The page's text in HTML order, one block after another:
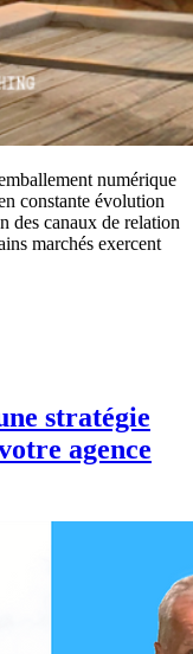
numérique
constante évolution
des canaux de relation
marchés exercent
stratégie
agence